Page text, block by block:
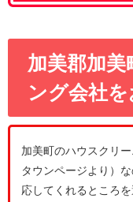
加美郡加
ング会社を
加美町のハウスクリ
タウンページより）
応してくれるところ